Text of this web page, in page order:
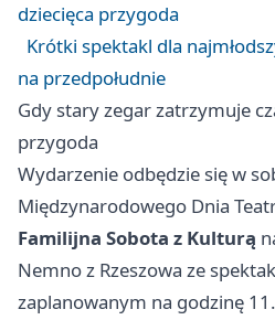
dziecięca przygoda
Krótki spektakl dla
na przedpołudnie
Gdy stary zegar zatrzymuje
przygoda
Wydarzenie odbędzie się w
Międzynarodowego Dnia
Familijna Sobota z Kulturą
Nemno z Rzeszowa ze
zaplanowanym na godzinę 11.